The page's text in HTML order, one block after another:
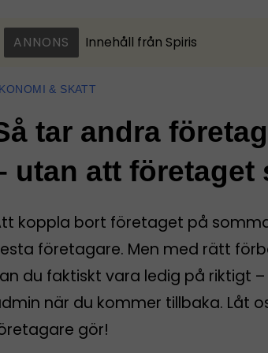
ANNONS Innehåll från Spiris
& SKATT
tar andra
utan att företaget
koppla bort företaget på
företagare. Men med rätt
du faktiskt vara ledig på riktigt
när du kommer tillbaka. Låt
gör!